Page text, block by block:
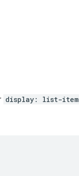
display: list-item